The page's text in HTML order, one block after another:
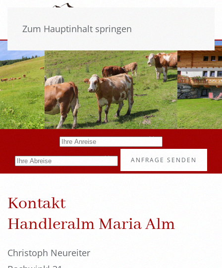
Zum Hauptinhalt springen
ANFRAGE SENDEN
Kontakt
Handleralm Maria Alm
Christoph Neureiter